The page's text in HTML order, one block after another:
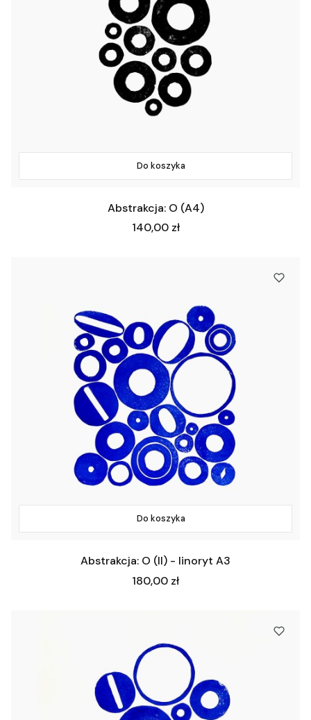
Do koszyka
Abstrakcja: O (A4)
Cena
140,00 zł
Do koszyka
Abstrakcja: O (II) - linoryt A3
Cena
180,00 zł